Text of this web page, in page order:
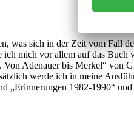
was sich in der Zeit vom Fall
ich mich vor allem auf das
Adenauer bis Merkel“ von
werde ich in meine
„Erinnerungen 1982-1990“